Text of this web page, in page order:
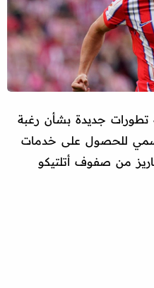
تطورات جديدة بشأن رغبة
للحصول على خدمات
من صفوف أتلتيكو